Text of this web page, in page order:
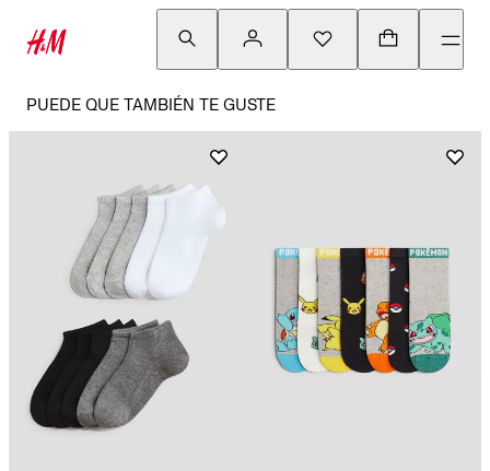
PUEDE QUE TAMBIÉN TE GUSTE